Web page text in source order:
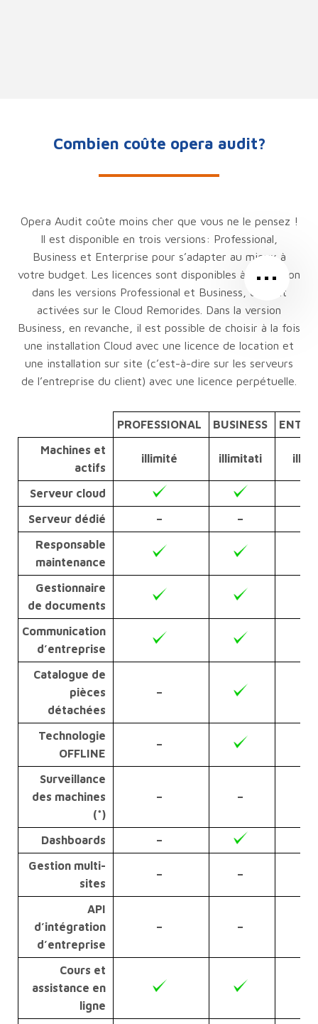
Combien coûte opera audit?
Opera Audit coûte moins cher que vous ne le pensez !
Il est disponible en trois versions: Professional,
Business et Enterprise pour s’adapter au mieux à
votre budget. Les licences sont disponibles à la location
dans les versions Professional et Business, et sont
activées sur le Cloud Remorides. Dans la version
Business, en revanche, il est possible de choisir à la fois
une installation Cloud avec une licence de location et
une installation sur site (c’est-à-dire sur les serveurs
de l’entreprise du client) avec une licence perpétuelle.
PROFESSIONAL BUSINESS
Machines et
actifs
illimité illimitati
Serveur cloud
Serveur dédié
–
–
Responsable
maintenance
Gestionnaire
de documents
Communication
d’entreprise
Catalogue de
pièces
détachées
–
Technologie
OFFLINE
–
Surveillance
des machines
(*)
– –
Dashboards
–
Gestion multi-
sites
– –
API
d’intégration
d’entreprise
– –
Cours et
assistance en
ligne
…